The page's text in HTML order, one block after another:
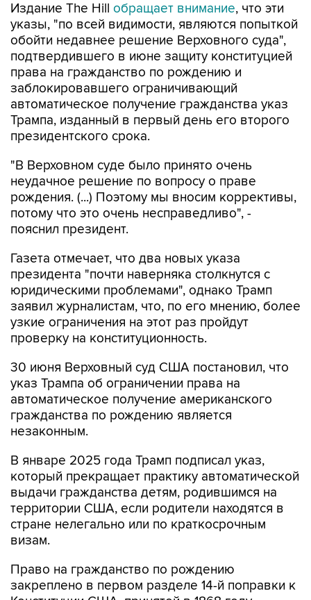
Издание The Hill обращает внимание, что эти
указы, "по всей видимости, являются попыткой
обойти недавнее решение Верховного суда",
подтвердившего в июне защиту конституцией
права на гражданство по рождению и
заблокировавшего ограничивающий
автоматическое получение гражданства указ
Трампа, изданный в первый день его второго
президентского срока.
"В Верховном суде было принято очень
неудачное решение по вопросу о праве
рождения. (...) Поэтому мы вносим коррективы,
потому что это очень несправедливо", -
пояснил президент.
Газета отмечает, что два новых указа
президента "почти наверняка столкнутся с
юридическими проблемами", однако Трамп
заявил журналистам, что, по его мнению, более
узкие ограничения на этот раз пройдут
проверку на конституционность.
30 июня Верховный суд США постановил, что
указ Трампа об ограничении права на
автоматическое получение американского
гражданства по рождению является
незаконным.
В январе 2025 года Трамп подписал указ,
который прекращает практику автоматической
выдачи гражданства детям, родившимся на
территории США, если родители находятся в
стране нелегально или по краткосрочным
визам.
Право на гражданство по рождению
закреплено в первом разделе 14-й поправки к